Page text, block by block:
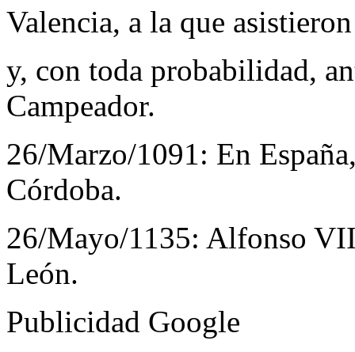
Valencia, a la que
y, con toda probabilidad,
Campeador.
26/Marzo/1091: En
Córdoba.
26/Mayo/1135: Alfonso VII
León.
Publicidad Google